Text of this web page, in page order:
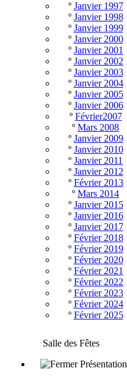
º Janvier 1997
º Janvier 1998
º Janvier 1999
º Janvier 2000
º Janvier 2001
º Janvier 2002
º Janvier 2003
º Janvier 2004
º Janvier 2005
º Janvier 2006
º Février2007
º Mars 2008
º Janvier 2009
º Janvier 2010
º Janvier 2011
º Janvier 2012
º Février 2013
º Mars 2014
º Janvier 2015
º Janvier 2016
º Janvier 2017
º Février 2018
º Février 2019
º Février 2020
º Février 2021
º Février 2022
º Février 2023
º Février 2024
º Février 2025
Salle des Fêtes
Présentation